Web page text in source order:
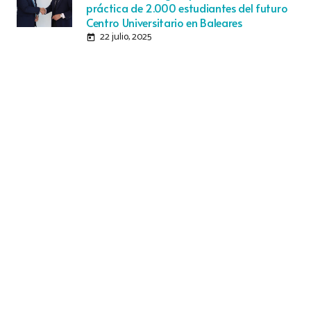
práctica de 2.000 estudiantes del futuro
Centro Universitario en Baleares
today 22 julio, 2025